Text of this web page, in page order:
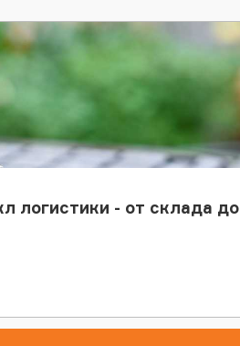
логистики - от склада до